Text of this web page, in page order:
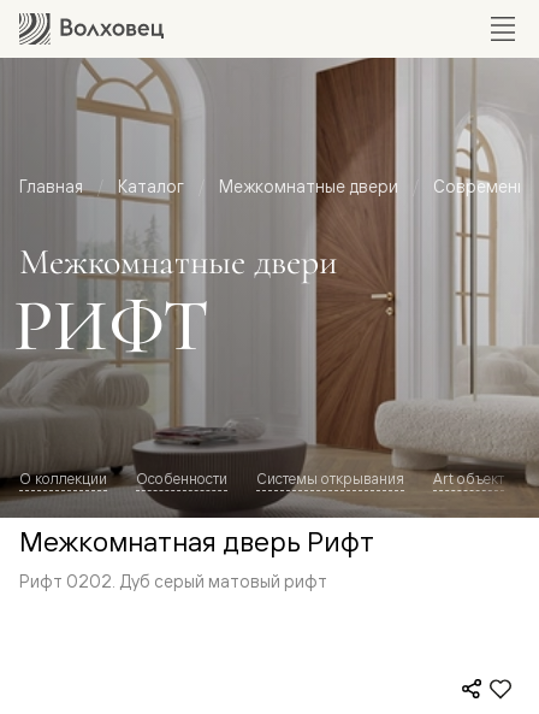
Главная Каталог Межкомнатные двери
Межкомнатные двери
РИФТ
О коллекции Особенности Системы открывания Art объект
Межкомнатная дверь Рифт
Рифт 0202. Дуб серый матовый рифт